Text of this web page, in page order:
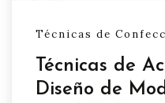
Técnicas de
Técnicas de
Diseño de